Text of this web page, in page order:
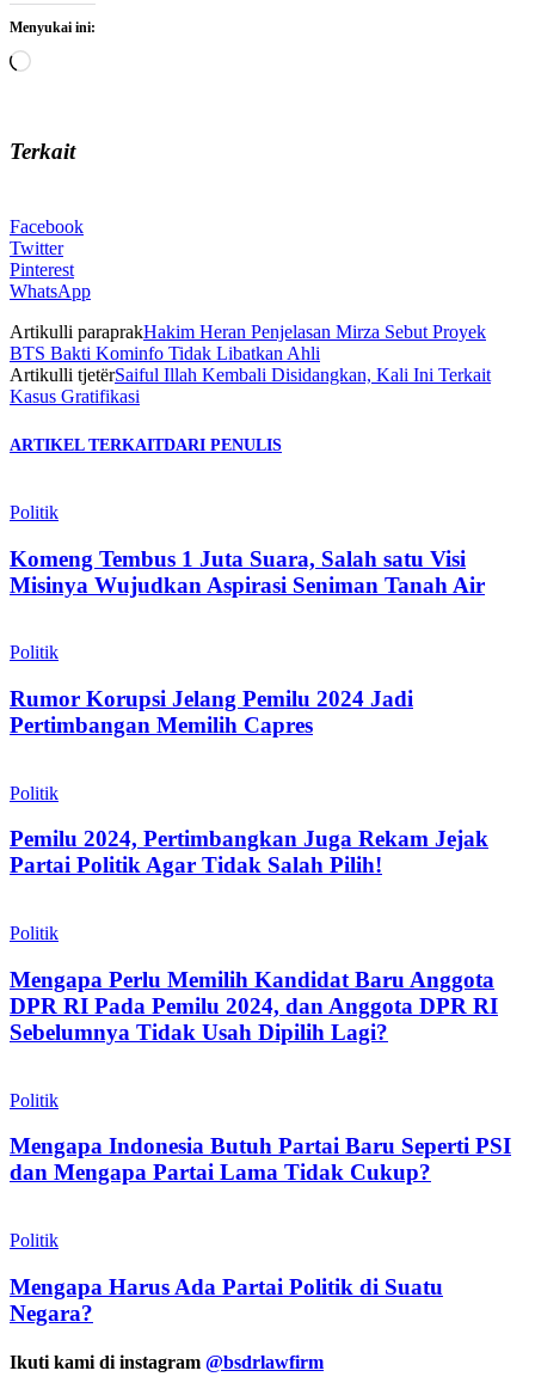
Menyukai ini:
Memuat...
Terkait
Facebook
Twitter
Pinterest
WhatsApp
Artikulli paraprakHakim Heran Penjelasan Mirza Sebut Proyek
BTS Bakti Kominfo Tidak Libatkan Ahli
Artikulli tjetërSaiful Illah Kembali Disidangkan, Kali Ini Terkait
Kasus Gratifikasi
ARTIKEL TERKAITDARI PENULIS
Politik
Komeng Tembus 1 Juta Suara, Salah satu Visi
Misinya Wujudkan Aspirasi Seniman Tanah Air
Politik
Rumor Korupsi Jelang Pemilu 2024 Jadi
Pertimbangan Memilih Capres
Politik
Pemilu 2024, Pertimbangkan Juga Rekam Jejak
Partai Politik Agar Tidak Salah Pilih!
Politik
Mengapa Perlu Memilih Kandidat Baru Anggota
DPR RI Pada Pemilu 2024, dan Anggota DPR RI
Sebelumnya Tidak Usah Dipilih Lagi?
Politik
Mengapa Indonesia Butuh Partai Baru Seperti PSI
dan Mengapa Partai Lama Tidak Cukup?
Politik
Mengapa Harus Ada Partai Politik di Suatu
Negara?
Ikuti kami di instagram @bsdrlawfirm